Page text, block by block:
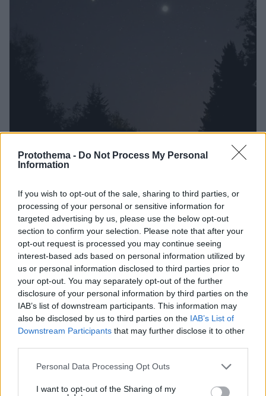
Protothema - Do Not Process My Personal
Information
If you wish to opt-out of the sale, sharing to third parties, or
processing of your personal or sensitive information for
targeted advertising by us, please use the below opt-out
section to confirm your selection. Please note that after your
opt-out request is processed you may continue seeing
interest-based ads based on personal information utilized by
us or personal information disclosed to third parties prior to
your opt-out. You may separately opt-out of the further
disclosure of your personal information by third parties on the
IAB’s list of downstream participants. This information may
also be disclosed by us to third parties on the IAB’s List of
Downstream Participants that may further disclose it to other
Please note that this website/app uses one or more Google
not limited to your visit or usage behaviour. You may click to
Personal Data Processing Opt Outs
I want to opt-out of the Sharing of my
«Αστέρι της Βηθλεέμ»: H Γη σε μια σπάνια
ευθυγράμμιση του Δία και του Κρόνου- Δείτε βίντεο
Το θεαματικό αυτό αστρονομικό φαινόμενο, που
ονομάσθηκε και «Μεγάλη Σύζευξη», είναι η πρώτη
φορά που συμβαίνει στο γήινο νυχτερινό ουρανό
εδώ και αιώνες
22.12.2020, 07:03 5